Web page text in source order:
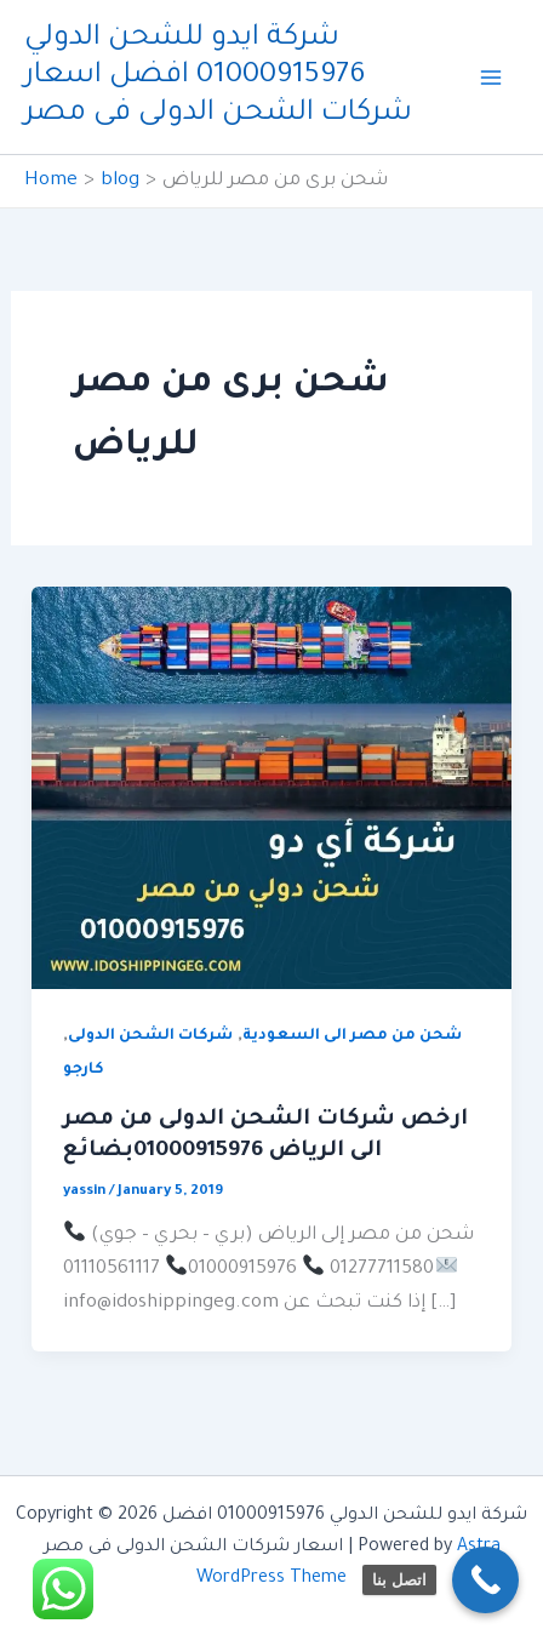
content
شركة ايدو للشحن الدولي
01000915976 افضل اسعار
شركات الشحن الدولى فى مصر
Home blog شحن برى من مصر للرياض
شحن برى من مصر
للرياض
شحن من مصر الى السعودية, شركات الشحن الدولى,
كارجو
ارخص شركات الشحن الدولى من مصر
الى الرياض 01000915976بضائع
yassin/January 5, 2019
شحن من مصر إلى الرياض (بري – بحري – جوي)
01277711580
info@idoshippingeg.com إذا كنت تبحث عن […]
Copyright © 2026 شركة ايدو للشحن الدولي 01000915976 افضل
اسعار شركات الشحن الدولى فى مصر | Powered by Astra
WordPress Theme
اتصل بنا